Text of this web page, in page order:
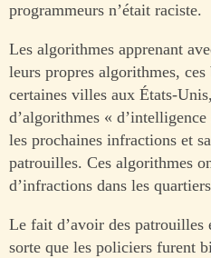
programmeurs n’était raciste.
Les algorithmes apprenant
leurs propres algorithmes,
certaines villes aux États-
d’algorithmes «
les prochaines infractions et
patrouilles. Ces algorithmes
d’infractions dans les
Le fait d’avoir des patrouilles
sorte que les policiers furent